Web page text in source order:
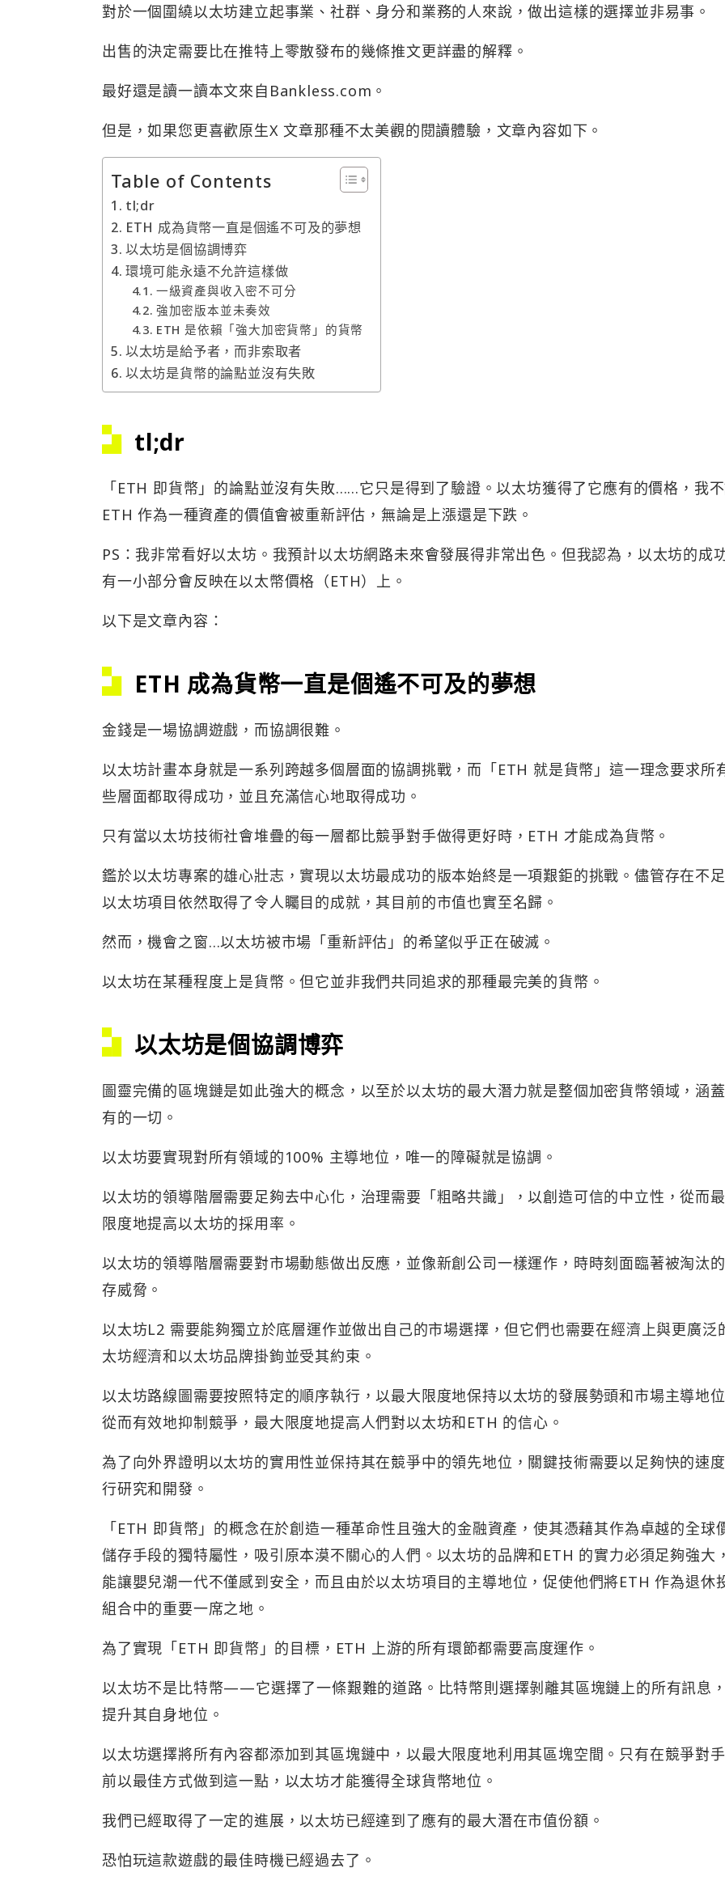
對於一個圍繞以太坊建立起事業、社群、身分和業務的人來說，做出這樣的選擇並非易事。
出售的決定需要比在推特上零散發布的幾條推文更詳盡的解釋。
最好還是讀一讀本文來自Bankless.com。
但是，如果您更喜歡原生X 文章那種不太美觀的閱讀體驗，文章內容如下。
Table of Contents
tl;dr
ETH 成為貨幣一直是個遙不可及的夢想
以太坊是個協調博弈
環境可能永遠不允許這樣做
一級資產與收入密不可分
強加密版本並未奏效
ETH 是依賴「強大加密貨幣」的貨幣
以太坊是給予者，而非索取者
以太坊是貨幣的論點並沒有失敗
tl;dr
「ETH 即貨幣」的論點並沒有失敗……它只是得到了驗證。以太坊獲得了它應有的價格，我
ETH 作為一種資產的價值會被重新評估，無論是上漲還是下跌。
PS：我非常看好以太坊。我預計以太坊網路未來會發展得非常出色。但我認為，以太坊的成
有一小部分會反映在以太幣價格（ETH）上。
以下是文章內容：
ETH 成為貨幣一直是個遙不可及的夢想
金錢是一場協調遊戲，而協調很難。
以太坊計畫本身就是一系列跨越多個層面的協調挑戰，而「ETH 就是貨幣」這一理念要求所
些層面都取得成功，並且充滿信心地取得成功。
只有當以太坊技術社會堆疊的每一層都比競爭對手做得更好時，ETH 才能成為貨幣。
鑑於以太坊專案的雄心壯志，實現以太坊最成功的版本始終是一項艱鉅的挑戰。儘管存在不足
以太坊項目依然取得了令人矚目的成就，其目前的市值也實至名歸。
然而，機會之窗…以太坊被市場「重新評估」的希望似乎正在破滅。
以太坊在某種程度上是貨幣。但它並非我們共同追求的那種最完美的貨幣。
以太坊是個協調博弈
圖靈完備的區塊鏈是如此強大的概念，以至於以太坊的最大潛力就是整個加密貨幣領域，涵
有的一切。
以太坊要實現對所有領域的100% 主導地位，唯一的障礙就是協調。
以太坊的領導階層需要足夠​​去中心化，治理需要「粗略共識」，以創造可信的中立性，從而
限度地提高以太坊的採用率。
以太坊的領導階層需要對市場動態做出反應，並像新創公司一樣運作，時時刻面臨著被淘汰
存威脅。
以太坊L2 需要能夠獨立於底層運作並做出自己的市場選擇，但它們也需要在經濟上與更廣泛
太坊經濟和以太坊品牌掛鉤並受其約束。
以太坊路線圖需要按照特定的順序執行，以最大限度地保持以太坊的發展勢頭和市場主導地位
從而有效地抑制競爭，最大限度地提高人們對以太坊和ETH 的信心。
為了向外界證明以太坊的實用性並保持其在競爭中的領先地位，關鍵技術需要以足夠快的速
行研究和開發。
「ETH 即貨幣」的概念在於創造一種革命性且強大的金融資產，使其憑藉其作為卓越的全球
儲存手段的獨特屬性，吸引原本漠不關心的人們。以太坊的品牌和ETH 的實力必須足夠強大
能讓嬰兒潮一代不僅感到安全，而且由於以太坊項目的主導地位，促使他們將ETH 作為退休
組合中的重要一席之地。
為了實現「ETH 即貨幣」的目標，ETH 上游的所有環節都需要高度運作。
以太坊不是比特幣——它選擇了一條艱難的道路。比特幣則選擇剝離其區塊鏈上的所有訊息
提升其自身地位。
以太坊選擇將所有內容都添加到其區塊鏈中，以最大限度地利用其區塊空間。只有在競爭對
前以最佳方式做到這一點，以太坊才能獲得全球貨幣地位。
我們已經取得了一定的進展，以太坊已經達到了應有的最大潛在市值份額。
恐怕玩這款遊戲的最佳時機已經過去了。